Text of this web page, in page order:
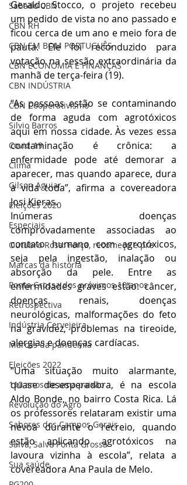
Sábado CBN
CBN RH
CBN EM BOM PORTUGUÊS
CBN ECONOMIA E FINANÇAS
CBN INDÚSTRIA
CBN Cooperativismo
Silvio Barros
Covid-19
Clima
Gilson Aguiar
Eleições 2020
Especiais
Outubro Rosa: Força, recomeço e pre
Marcas da história
Ponta Grossa dos próximos 10 anos
Retrospectiva
Indústria Cervejeira
Marcas da pandemia
Eleições 2022
110 anos de uma paixão
Revolução do Agro
Sabores dos Campos Gerais
Salva, Salve Ponta Grossa
Sua saúde
Geraldo Stocco, o projeto recebeu
um pedido de vista no ano passado e
ficou cerca de um ano e meio fora de
pauta. Ele foi reconduzido para
votação na sessão extraordinária da
manhã de terça-feira (19).
“As pessoas estão se contaminando
de forma aguda com agrotóxicos
aqui em nossa cidade. Às vezes essa
contaminação é crônica: a
enfermidade pode até demorar a
aparecer, mas quando aparece, dura
a vida toda”, afirma a covereadora
Josi Kieras.
Inúmeras doenças
comprovadamente associadas ao
contato humano com agrotóxicos,
seja pela ingestão, inalação ou
absorção da pele. Entre as
enfermidades graves estão: câncer,
doenças renais, doenças
neurológicas, malformações do feto
na gravidez, problemas na tireoide,
alergias e doenças cardíacas.
“Uma situação muito alarmante,
quase desesperadora, é na escola
Aldo Bonde, no bairro Costa Rica. Lá
os professores relataram existir uma
névoa durante o recreio, quando
estão aplicando agrotóxicos na
lavoura vizinha à escola”, relata a
covereadora Ana Paula de Melo.